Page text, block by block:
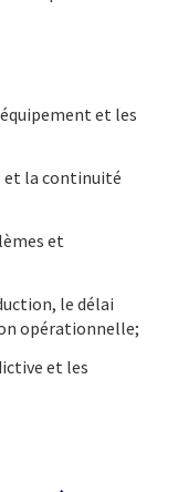
et les
et la continuité
et
le délai
opérationnelle;
et les